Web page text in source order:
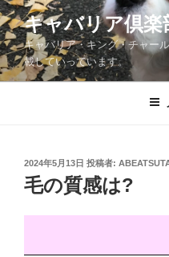
コ
ン
テ
ン
ツ
キャバリア倶楽
キャバリア・キング・チャー
載していっています。
投
稿
日:
2024年5月13日 投稿者:
毛の質感は?